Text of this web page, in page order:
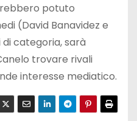
potuto
(David Banavidez e
categoria, sarà
trovare rivali
interesse mediatico.